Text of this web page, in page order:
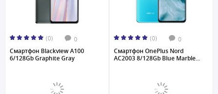
(0) 0
Смартфон Blackview A100
6/128Gb Graphite Gray
(0) 0
Смартфон OnePlus Nord
AC2003 8/128Gb Blue Marble...